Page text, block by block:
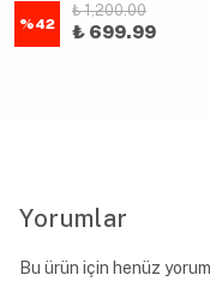
%42
₺ 1,200.00
₺ 699.99
Yorumlar
Bu ürün için henüz yorum